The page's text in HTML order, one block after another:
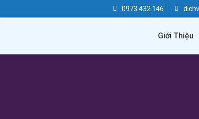
0973.432.146
Giới Thiệu